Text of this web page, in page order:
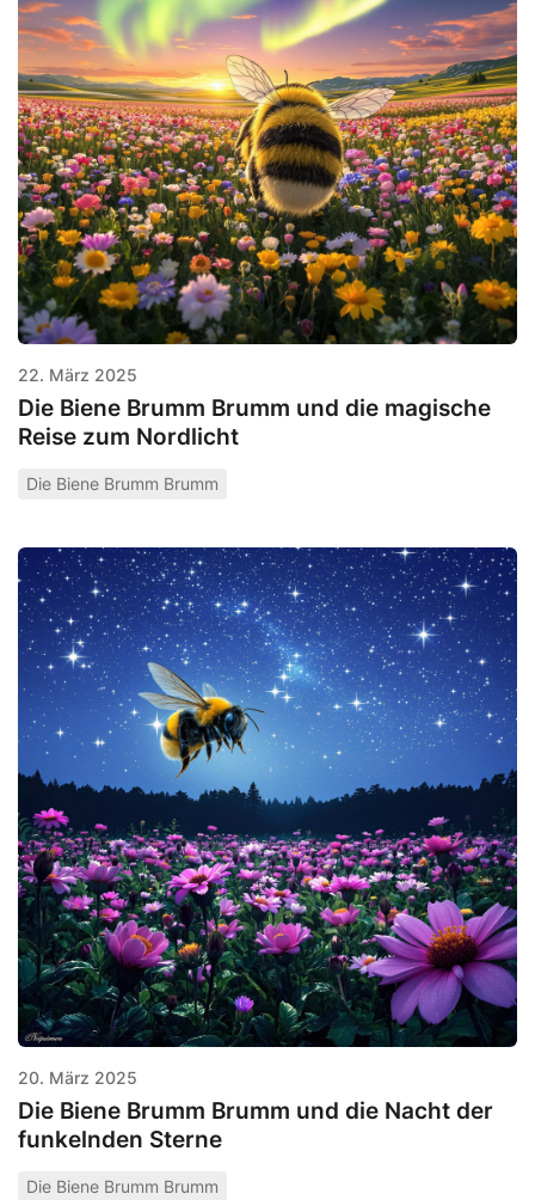
22. März 2025
Die Biene Brumm Brumm und die magische
Reise zum Nordlicht
Die Biene Brumm Brumm
20. März 2025
Die Biene Brumm Brumm und die Nacht der
funkelnden Sterne
Die Biene Brumm Brumm